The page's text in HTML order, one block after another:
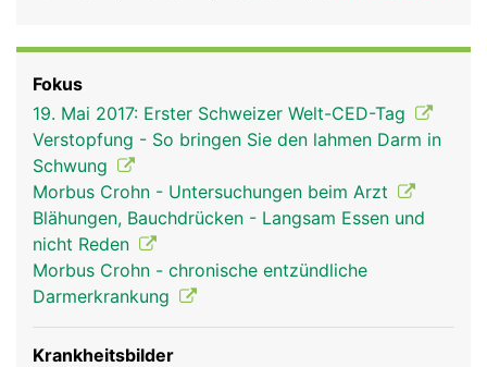
Zähnen zerkleinert und mit dem Sekret der
Speicheldrüsen vermischt. Der Speichel macht
feste Bissen gleitfähig und leitet die Verdauung
der zuckerhaltigen Lebensmittel (Kohlenhydrate)
ein. In Magen und Darm wird die Nahrung weiter
aufgespalten ("verdaut"). Dabei helfen die
Verdauungssäfte der Bauchspeicheldrüse und die
Galle aus der Leber. Wichtige Nährstoffe werden
vom Darm über die Schleimhaut ins Blut
aufgenommen und gelangen über die Pfortader in
die Leber, dem wichtigsten Stoffwechselorgan im
Fokus
19. Mai 2017: Erster Schweizer Welt-CED-Tag
Verstopfung - So bringen Sie den lahmen Darm in
Schwung
Morbus Crohn - Untersuchungen beim Arzt
Blähungen, Bauchdrücken - Langsam Essen und
nicht Reden
Morbus Crohn - chronische entzündliche
Darmerkrankung
Krankheitsbilder